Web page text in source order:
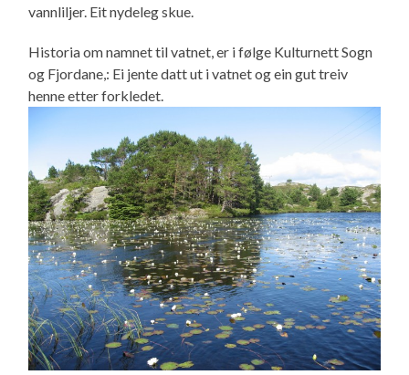
vannliljer. Eit nydeleg skue.
Historia om namnet til vatnet, er i følge Kulturnett Sogn
og Fjordane,: Ei jente datt ut i vatnet og ein gut treiv
henne etter forkledet.